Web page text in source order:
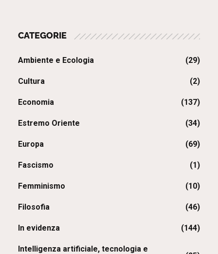
CATEGORIE
Ambiente e Ecologia (29)
Cultura (2)
Economia (137)
Estremo Oriente (34)
Europa (69)
Fascismo (1)
Femminismo (10)
Filosofia (46)
In evidenza (144)
Intelligenza artificiale, tecnologia e